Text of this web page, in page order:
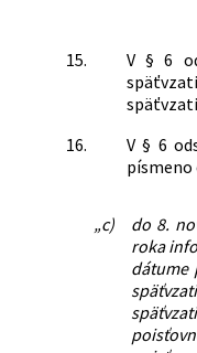
15.
V § 6
16.
V § 6
písmeno
„c)
do 8.
roka
dátume